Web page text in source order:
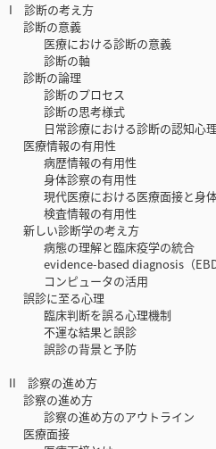
I 診断の考え方
診断の意義
医療における診断の意義
診断の軸
診断の論理
診断のプロセス
診断の思考様式
日常診療における診断の認知心理
医療情報の有用性
病歴情報の有用性
身体診察の有用性
現代医療における医療面接と身体
検査情報の有用性
新しい診断学の考え方
病態の理解と臨床疫学の統合
evidence-based diagnosis（EBD
コンピュータの活用
誤診に至る心理
臨床判断を誤る心理機制
不運な結果と誤診
誤診の背景と予防
II 診察の進め方
診察の進め方
診察の進め方のアウトライン
医療面接